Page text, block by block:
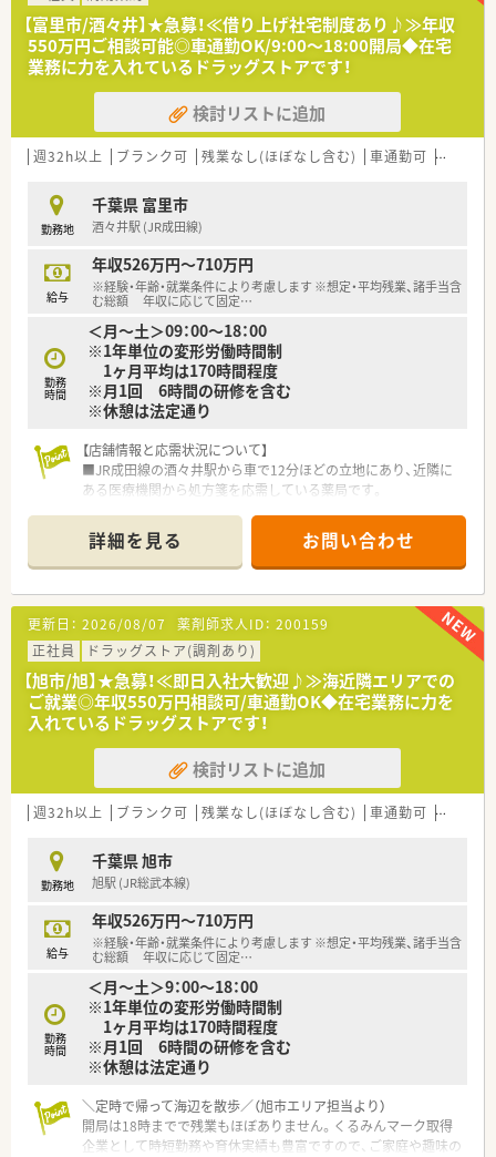
■施設在宅業務にも取り組んでおり、地域医療の担い手として外
来から在宅までバランスよく経験を積むことができる環境で
す。
【募集背景と求める人物像について】
■地域に根ざした医療サービスを継続して提供するための定期
採用として、長期的に活躍いただける正社員の薬剤師を募集して
います。
に寄り添った丁寧な服薬指導ができる方を高く評価いたしま
す。
■店舗近隣の移動や通勤のために自動車の運転が必要となりま
すので、普通自動車運転免許をお持ちであることを必須としてお
ります。
【やりがい/おすすめポイント】
■大手法人ならではの充実した教育カリキュラムを享受しなが
ら、小規模店舗の落ち着いた環境で働けることが最大の魅力で
す。
■頑張りが数値化される透明性の高い評価システムがあり、自分
の努力がしっかりと給与に反映されるため、高い納得感を得られ
■従業員割引制度があるため、日用品や医薬品をお得に購入でき
るメリットがあり、福利厚生の恩恵を日常的に実感いただけま
す。
【富里市/酒々井】★急募！≪借り上げ社宅制度あり♪≫年収
550万円ご相談可能◎車通勤OK/9:00～18:00開局◆在宅
業務に力を入れているドラッグストアです！
検討リストに追加
週32h以上 ブランク可 残業なし(ほぼなし含む) 車通勤可 高給与
勤務地
千葉県 富里市
酒々井駅 (JR成田線)
給与
年収526万円～710万円
※経験・年齢・就業条件により考慮します ※想定・平均残業、諸手当含
む総額 年収に応じて固定…
勤務
時間
＜月～土＞09：00～18：00
※1年単位の変形労働時間制
1ヶ月平均は170時間程度
※月1回 6時間の研修を含む
※休憩は法定通り
【店舗情報と応需状況について】
■JR成田線の酒々井駅から車で12分ほどの立地にあり、近隣に
ある医療機関から処方箋を応需している薬局です。
薬剤師1名体制で一人ひとりの患者様に丁寧に向き合えます。
■開局時間は平日9時から18時までとなっており、枚数少なめの
為、安定したリズムで勤務が可能です。
【法人特徴について】
■千葉県を中心に調剤薬局やドラッグストアを約100店舗展開
し、介護事業や予防事業まで幅広く手がけている企業です。
■セルフメディケーションと在宅医療を両輪で推進しており、多
職種が連携して地域の健康をトータルサポートしています。
■研修認定薬剤師制度の奨励や独自の教育システムを導入し、薬
剤師の専門性を高め続けるための育成環境に力を注いでいま
す。
【勤務実態について】
■勤務時間は18時までと早く、残業もほとんど発生しない環境
■年間休日は112日以上確保されており、月8日から10日のお休
みがあるため心身ともにリフレッシュしながら継続できます。
■産休や育休の取得実績が豊富にあるだけでなく、男性の育児休
業取得も推奨されておりライフステージの変化に強い職場で
す。
詳細を見る お問い合わせ
更新日： 2026/08/07 薬剤師求人ID： 200159
正社員
ドラッグストア(調剤あり)
【旭市/旭】★急募！≪即日入社大歓迎♪≫海近隣エリアでの
ご就業◎年収550万円相談可/車通勤OK◆在宅業務に力を
入れているドラッグストアです！
検討リストに追加
週32h以上 ブランク可 残業なし(ほぼなし含む) 車通勤可 高給与
勤務地
千葉県 旭市
旭駅 (JR総武本線)
給与
年収526万円～710万円
※経験・年齢・就業条件により考慮します ※想定・平均残業、諸手当含
む総額 年収に応じて固定…
勤務
時間
＜月～土＞9：00～18：00
※1年単位の変形労働時間制
1ヶ月平均は170時間程度
※月1回 6時間の研修を含む
※休憩は法定通り
＼定時で帰って海辺を散歩／（旭市エリア担当より）
開局は18時までで残業もほぼありません。くるみんマーク取得
企業として時短勤務や育休実績も豊富ですので、ご家庭や趣味の